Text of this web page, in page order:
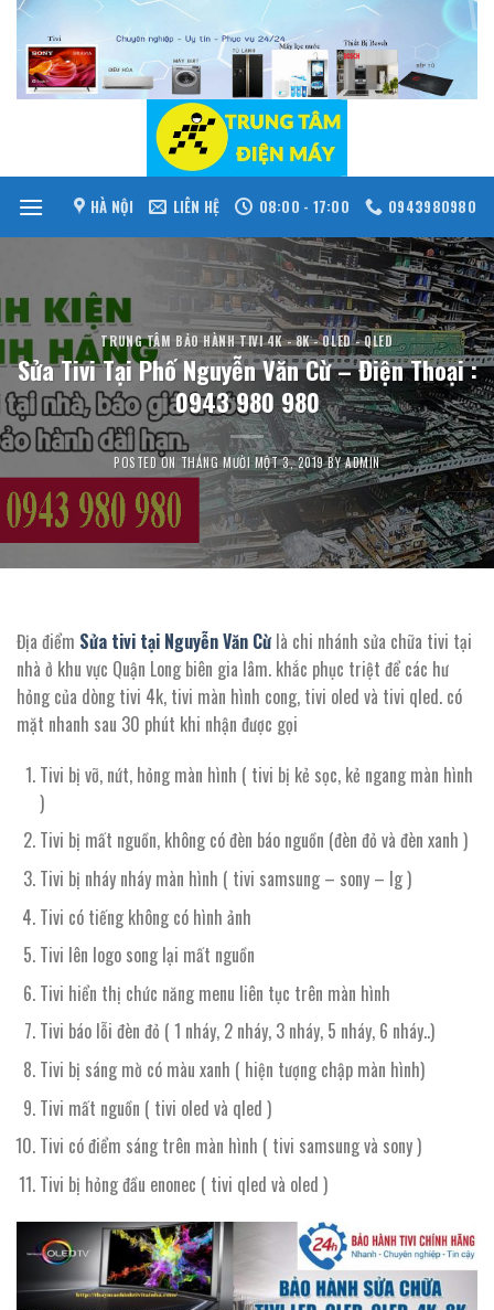
Skip
content
HÀ NỘI LIÊN HỆ 08:00 - 17:00 0943980980
TRUNG TÂM BẢO HÀNH TIVI 4K - 8K - OLED - QLED
Sửa Tivi Tại Phố Nguyễn Văn Cừ – Điện Thoại :
0943 980 980
POSTED ON THÁNG MƯỜI MỘT 3, 2019BYADMIN
Địa điểm Sửa tivi tại Nguyễn Văn Cừlà chi nhánh sửa chữa tivi tại
nhà ở khu vực Quận Long biên gia lâm. khắc phục triệt để các hư
hỏng của dòng tivi 4k, tivi màn hình cong, tivi oled và tivi qled. có
mặt nhanh sau 30 phút khi nhận được gọi
Tivi bị vỡ, nứt, hỏng màn hình ( tivi bị kẻ sọc, kẻ ngang màn hình
)
Tivi bị mất nguồn, không có đèn báo nguồn (đèn đỏ và đèn xanh )
Tivi bị nháy nháy màn hình ( tivi samsung – sony – lg )
Tivi có tiếng không có hình ảnh
Tivi lên logo song lại mất nguồn
Tivi hiển thị chức năng menu liên tục trên màn hình
Tivi báo lỗi đèn đỏ ( 1 nháy, 2 nháy, 3 nháy, 5 nháy, 6 nháy..)
Tivi bị sáng mờ có màu xanh ( hiện tượng chập màn hình)
Tivi mất nguồn ( tivi oled và qled )
Tivi có điểm sáng trên màn hình ( tivi samsung và sony )
Tivi bị hỏng đầu enonec ( tivi qled và oled )